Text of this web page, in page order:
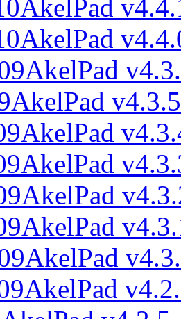
AkelPad
AkelPad
AkelPad
AkelPad v4.3.5
AkelPad
AkelPad
AkelPad
AkelPad
AkelPad
AkelPad